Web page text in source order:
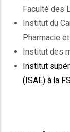
Faculté des
Institut du
Pharmacie
Institut des
Institut
(ISAE) à la